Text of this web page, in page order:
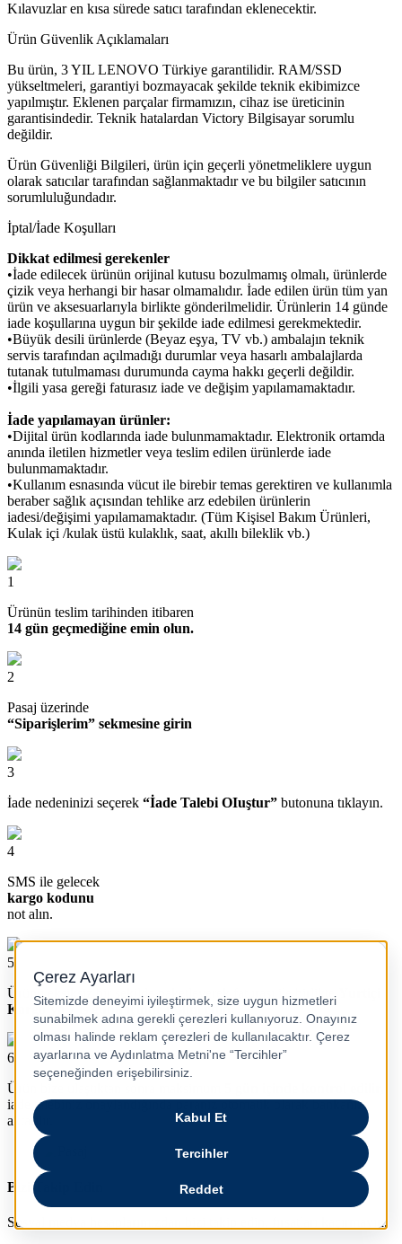
Kılavuzlar en kısa sürede satıcı tarafından eklenecektir.
Ürün Güvenlik Açıklamaları
Bu ürün, 3 YIL LENOVO Türkiye garantilidir. RAM/SSD
yükseltmeleri, garantiyi bozmayacak şekilde teknik ekibimizce
yapılmıştır. Eklenen parçalar firmamızın, cihaz ise üreticinin
garantisindedir. Teknik hatalardan Victory Bilgisayar sorumlu
değildir.
Ürün Güvenliği Bilgileri, ürün için geçerli yönetmeliklere uygun
olarak satıcılar tarafından sağlanmaktadır ve bu bilgiler satıcının
sorumluluğundadır.
İptal/İade Koşulları
Dikkat edilmesi gerekenler
•İade edilecek ürünün orijinal kutusu bozulmamış olmalı, ürünlerde
çizik veya herhangi bir hasar olmamalıdır. İade edilen ürün tüm yan
ürün ve aksesuarlarıyla birlikte gönderilmelidir. Ürünlerin 14 günde
iade koşullarına uygun bir şekilde iade edilmesi gerekmektedir.
•Büyük desili ürünlerde (Beyaz eşya, TV vb.) ambalajın teknik
servis tarafından açılmadığı durumlar veya hasarlı ambalajlarda
tutanak tutulmaması durumunda cayma hakkı geçerli değildir.
•İlgili yasa gereği faturasız iade ve değişim yapılamamaktadır.
İade yapılamayan ürünler:
•Dijital ürün kodlarında iade bulunmamaktadır. Elektronik ortamda
anında iletilen hizmetler veya teslim edilen ürünlerde iade
bulunmamaktadır.
•Kullanım esnasında vücut ile birebir temas gerektiren ve kullanımla
beraber sağlık açısından tehlike arz edebilen ürünlerin
iadesi/değişimi yapılamamaktadır. (Tüm Kişisel Bakım Ürünleri,
Kulak içi /kulak üstü kulaklık, saat, akıllı bileklik vb.)
1
Ürünün teslim tarihinden itibaren
14 gün geçmediğine emin olun.
2
Pasaj üzerinde
“Siparişlerim” sekmesine girin
3
İade nedeninizi seçerek “İade Talebi OIuştur” butonuna tıklayın.
4
SMS ile gelecek
kargo kodunu
not alın.
5
Ürünü eksiksiz bir şekilde paketleyerek faturası ile birlikte
Kargo’ya 7 iş günü içinde teslim edin.
6
Ürün bize ulaştıktan sonra maksimum
iade talebiniz onaylandığında paranız otomatik olarak bankanıza
aktarılır.
Bizi Takip Edin
Sosyal medya hesaplarımızdan bizi takip edin, fırsatları kaçırmayın.